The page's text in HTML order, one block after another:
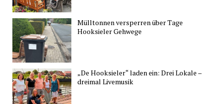
Mülltonnen versperren über Tage
Hooksieler Gehwege
„De Hooksieler“ laden ein: Drei Lokale –
dreimal Livemusik